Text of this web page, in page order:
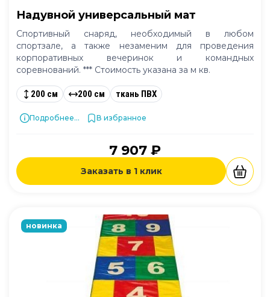
Надувной универсальный мат
Спортивный снаряд, необходимый в любом
спортзале, а также незаменим для проведения
корпоративных вечеринок и командных
соревнований. *** Стоимость указана за м кв.
200 см 200 см ткань ПВХ
Подробнее... В избранное
7 907 ₽
Заказать в 1 клик
новинка